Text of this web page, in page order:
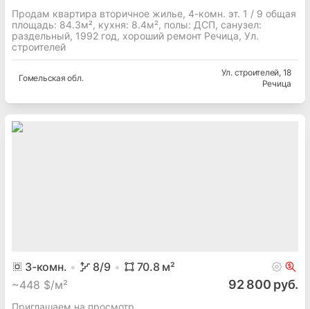
Продам квартира вторичное жилье, 4-комн. эт. 1 / 9 общая
площадь: 84.3м², кухня: 8.4м², полы: ДСП, cанузел:
раздельный, 1992 год, хороший ремонт Речица, Ул.
строителей
Гомельская обл.
Ул. строителей, 18
Речица
3-комн. 8/9 70.8 м²
~448 $/м² 92 800 руб.